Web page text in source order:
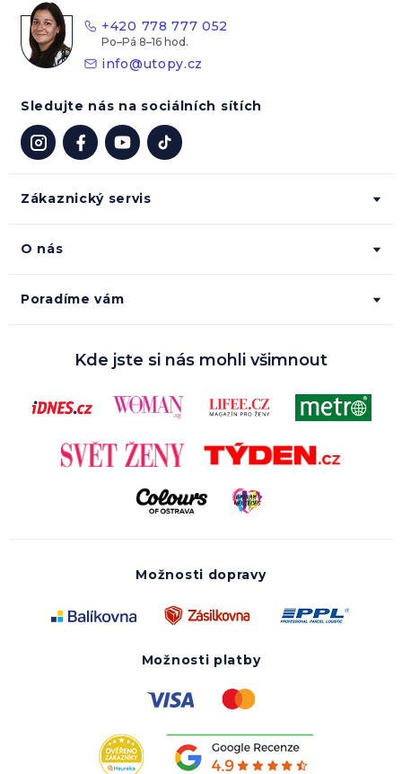
Zákaznický servis
O nás
Poradíme vám
+420 778 777 052
info@utopy.cz
Sledujte nás na sociálních sítích
Kde jste si nás mohli všimnout
Možnosti dopravy
Možnosti platby